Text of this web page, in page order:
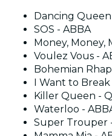
Dancing
SOS - ABBA
Money, Money,
Voulez Vous -
Bohemian
I Want to
Killer Queen -
Waterloo -
Super Trouper